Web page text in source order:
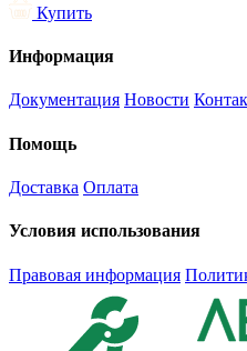
Купить
Информация
Документация Новости
Помощь
Доставка Оплата
Условия использования
Правовая информация